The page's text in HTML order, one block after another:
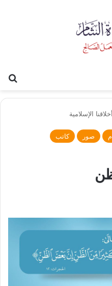
أخلاقنا الإسلامية
صور
كاتب